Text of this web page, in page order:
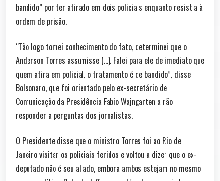
bandido” por ter atirado em dois policiais enquanto resistia à
ordem de prisão.
“Tão logo tomei conhecimento do fato, determinei que o
Anderson Torres assumisse (…). Falei para ele de imediato que
quem atira em policial, o tratamento é de bandido”, disse
Bolsonaro, que foi orientado pelo ex-secretário de
Comunicação da Presidência Fabio Wajngarten a não
responder a perguntas dos jornalistas.
O Presidente disse que o ministro Torres foi ao Rio de
Janeiro visitar os policiais feridos e voltou a dizer que o ex-
deputado não é seu aliado, embora ambos estejam no mesmo